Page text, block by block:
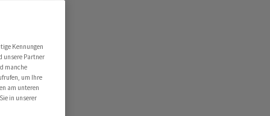
Kennungen
unsere Partner
manche
um Ihre
am unteren
in unserer